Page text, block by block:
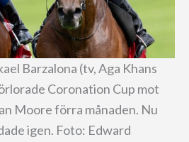
Barzalona (tv, Aga Khans
Coronation Cup mot
Moore förra månaden. Nu
igen. Foto: Edward